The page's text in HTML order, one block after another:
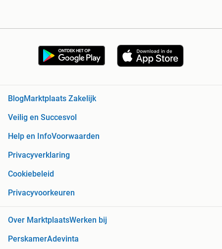
BlogMarktplaats Zakelijk
Veilig en Succesvol
Help en InfoVoorwaarden
Privacyverklaring
Cookiebeleid
Privacyvoorkeuren
Over MarktplaatsWerken bij
PerskamerAdevinta